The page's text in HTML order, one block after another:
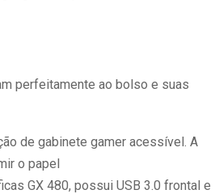
perfeitamente ao bolso e suas
de gabinete gamer acessível. A
o papel
GX 480, possui USB 3.0 frontal e